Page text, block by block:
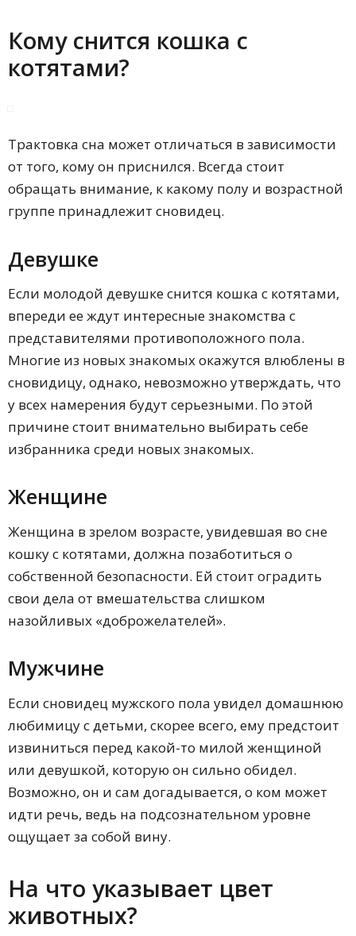
Кому снится кошка с
котятами?
Трактовка сна может отличаться в зависимости
от того, кому он приснился. Всегда стоит
обращать внимание, к какому полу и возрастной
группе принадлежит сновидец.
Девушке
Если молодой девушке снится кошка с котятами,
впереди ее ждут интересные знакомства с
представителями противоположного пола.
Многие из новых знакомых окажутся влюблены в
сновидицу, однако, невозможно утверждать, что
у всех намерения будут серьезными. По этой
причине стоит внимательно выбирать себе
избранника среди новых знакомых.
Женщине
Женщина в зрелом возрасте, увидевшая во сне
кошку с котятами, должна позаботиться о
собственной безопасности. Ей стоит оградить
свои дела от вмешательства слишком
назойливых «доброжелателей».
Мужчине
Если сновидец мужского пола увидел домашнюю
любимицу с детьми, скорее всего, ему предстоит
извиниться перед какой-то милой женщиной
или девушкой, которую он сильно обидел.
Возможно, он и сам догадывается, о ком может
идти речь, ведь на подсознательном уровне
ощущает за собой вину.
На что указывает цвет
животных?